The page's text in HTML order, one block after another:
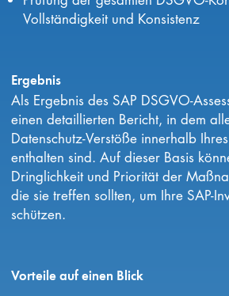
Vollständigkeit und Konsistenz
Ergebnis
Als Ergebnis des SAP DSGVO-
einen detaillierten Bericht, in dem
Datenschutz-Verstöße innerhalb Ihres
enthalten sind. Auf dieser Basis
Dringlichkeit und Priorität der
die sie treffen sollten, um Ihre SAP-
schützen.
Vorteile auf einen Blick